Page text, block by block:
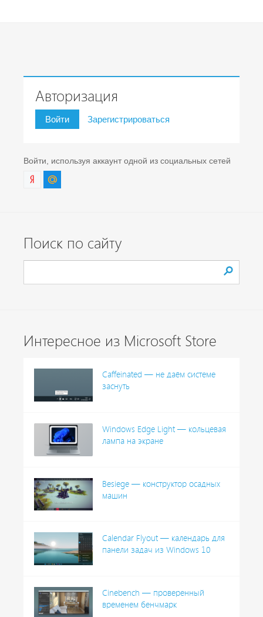
Авторизация
Войти Зарегистрироваться
Войти, используя аккаунт одной из социальных сетей
Поиск по сайту
Интересное из Microsoft Store
Caffeinated — не даём системе
заснуть
Windows Edge Light — кольцевая
лампа на экране
Besiege — конструктор осадных
машин
Calendar Flyout — календарь для
панели задач из Windows 10
Cinebench — проверенный
временем бенчмарк